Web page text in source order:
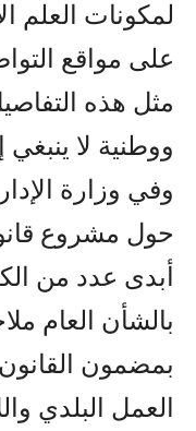
لمكونات العلم
على مواقع
مثل هذه
ووطنية لا ينبغي
وفي وزارة
حول مشروع
أبدى عدد من
بالشأن العام
بمضمون
العمل البلدي